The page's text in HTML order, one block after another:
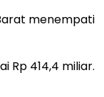
menempati
Rp 414,4 miliar.